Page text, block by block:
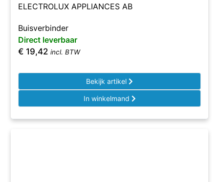
ELECTROLUX APPLIANCES AB
Buisverbinder
Direct leverbaar
€ 19,42 incl. BTW
Bekijk artikel
In winkelmand